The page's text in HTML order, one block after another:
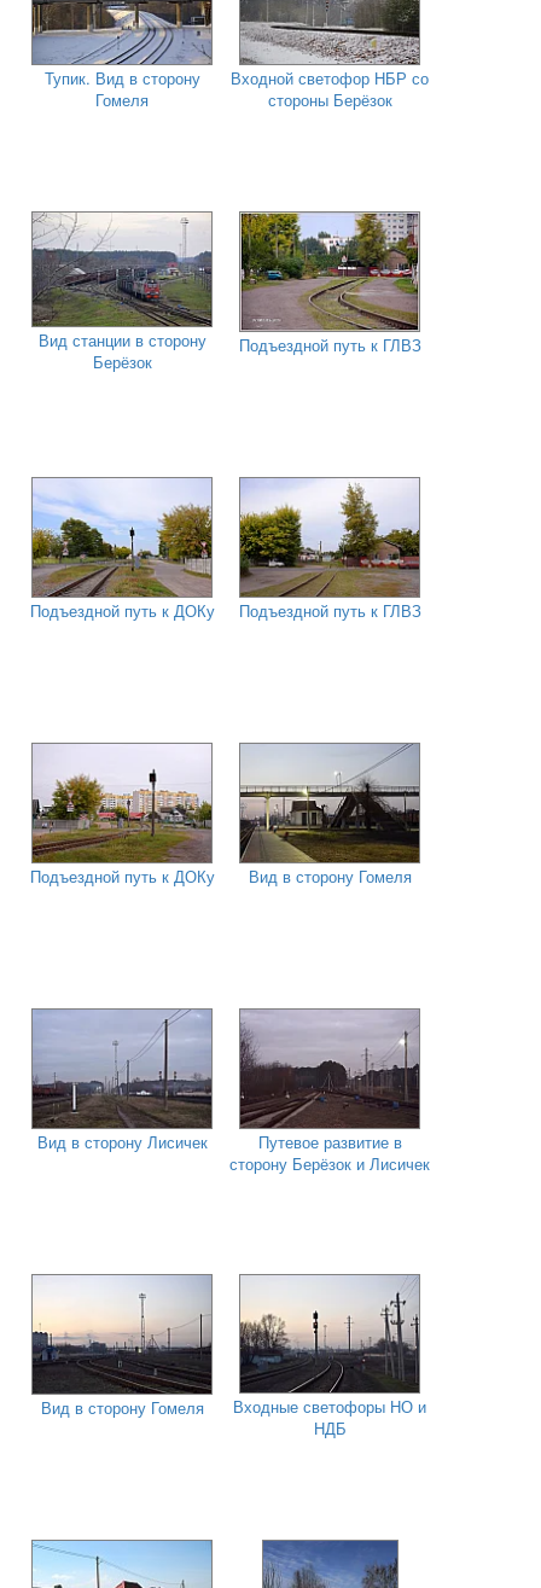
Тупик. Вид в сторону
Гомеля
Входной светофор НБР со
стороны Берёзок
Вид станции в сторону
Берёзок
Подъездной путь к ГЛВЗ
Подъездной путь к ДОКу Подъездной путь к ГЛВЗ
Подъездной путь к ДОКу Вид в сторону Гомеля
Вид в сторону Лисичек
Путевое развитие в
сторону Берёзок и Лисичек
Вид в сторону Гомеля
Входные светофоры НО и
НДБ